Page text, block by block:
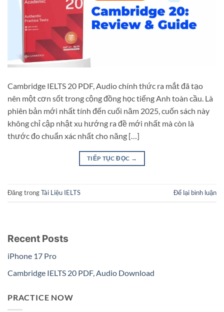
Cambridge IELTS 20 PDF, Audio chính thức ra mắt đã tạo
nên một cơn sốt trong cộng đồng học tiếng Anh toàn cầu. Là
phiên bản mới nhất tính đến cuối năm 2025, cuốn sách này
không chỉ cập nhật xu hướng ra đề mới nhất mà còn là
thước đo chuẩn xác nhất cho năng […]
TIẾP TỤC ĐỌC →
Đăng trongTài Liệu IELTS Để lại bình luận
Recent Posts
iPhone 17 Pro
Cambridge IELTS 20 PDF, Audio Download
PRACTICE NOW